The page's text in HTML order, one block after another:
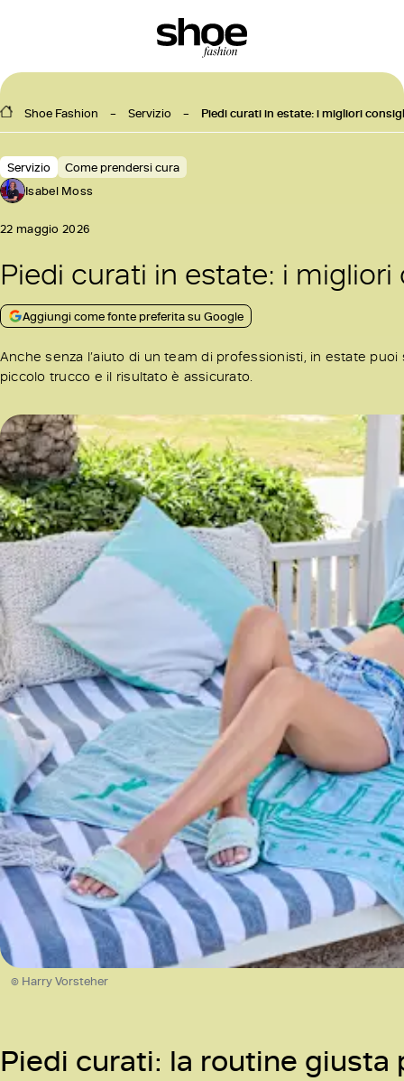
Shoe Fashion Servizio Piedi curati in estate: i migliori
Servizio
Come prendersi cura
Isabel Moss
22 maggio 2026
Piedi curati in estate: i
Aggiungi come fonte preferita su Google
Anche senza l’aiuto di un team di professionisti, in estate
piccolo trucco e il risultato è assicurato.
© Harry Vorsteher
Piedi curati: la routine